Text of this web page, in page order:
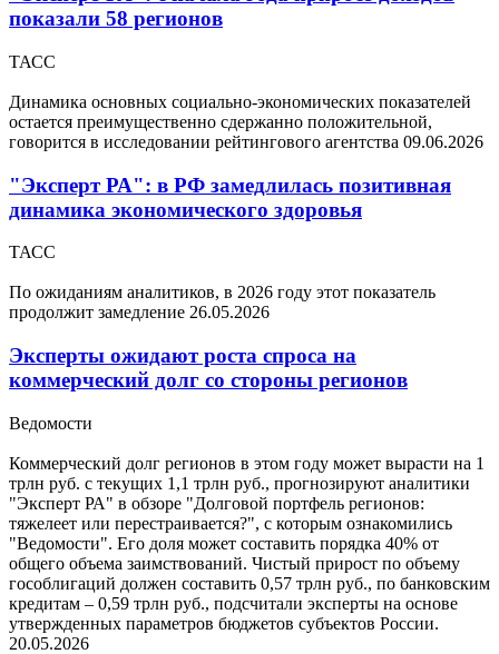
показали 58 регионов
ТАСС
Динамика основных социально-экономических показателей
остается преимущественно сдержанно положительной,
говорится в исследовании рейтингового агентства 09.06.2026
"Эксперт РА": в РФ замедлилась позитивная
динамика экономического здоровья
ТАСС
По ожиданиям аналитиков, в 2026 году этот показатель
продолжит замедление 26.05.2026
Эксперты ожидают роста спроса на
коммерческий долг со стороны регионов
Ведомости
Коммерческий долг регионов в этом году может вырасти на 1
трлн руб. с текущих 1,1 трлн руб., прогнозируют аналитики
"Эксперт РА" в обзоре "Долговой портфель регионов:
тяжелеет или перестраивается?", с которым ознакомились
"Ведомости". Его доля может составить порядка 40% от
общего объема заимствований. Чистый прирост по объему
гособлигаций должен составить 0,57 трлн руб., по банковским
кредитам – 0,59 трлн руб., подсчитали эксперты на основе
утвержденных параметров бюджетов субъектов России.
20.05.2026